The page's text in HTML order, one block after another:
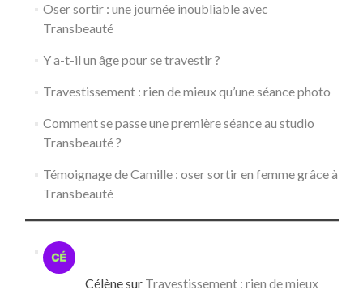
Oser sortir : une journée inoubliable avec
Transbeauté
Y a-t-il un âge pour se travestir ?
Travestissement : rien de mieux qu’une séance photo
Comment se passe une première séance au studio
Transbeauté ?
Témoignage de Camille : oser sortir en femme grâce à
Transbeauté
Célènesur Travestissement : rien de mieux